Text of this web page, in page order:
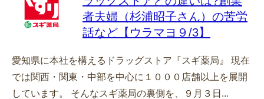
者夫婦（杉浦昭子さん）の苦労
話など【ウラマヨ９/3】
愛知県に本社を構えるドラッグストア『スギ薬局』 現在
では関西・関東・中部を中心に１０００店舗以上を展開
しています。 そんなスギ薬局の裏側を、９月３日...